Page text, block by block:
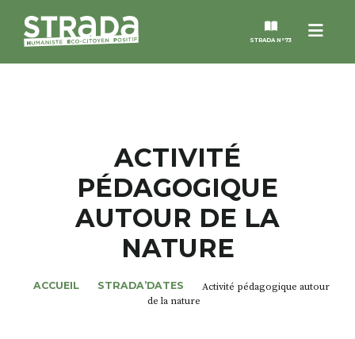
Menu
STRADA N°73
NOS THÈMES
STRADA’DATES
ALTER STRADA
ACTIVITÉ
PÉDAGOGIQUE
AUTOUR DE LA
NATURE
ACCUEIL STRADA’DATES
Activité pédagogique autour
de la nature